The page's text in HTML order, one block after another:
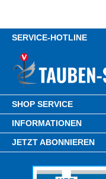
SERVICE-HOTLINE
SHOP SERVICE
INFORMATIONEN
JETZT ABONNIEREN